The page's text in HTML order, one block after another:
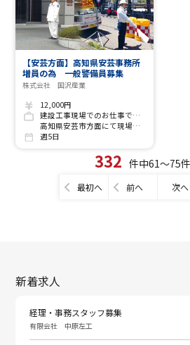
【安芸方面】高知県安芸事務所
増員の為 一般警備員募集
株式会社 国沢産業
12,000円
建設工事現場でのお仕事です(現場多数)
高知県安芸市方面にて現場等の交通誘導警備業務
週5日
332 件中61～75
最初へ 前へ 次へ
新着求人
経理・事務スタッフ募集
有限会社 中原左工